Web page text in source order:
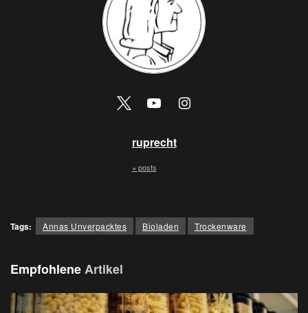
ruprecht
+ posts
Tags: Annas Unverpacktes Bioladen Trockenware
EmpfohleneArtikel